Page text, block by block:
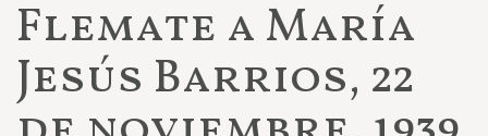
Flemate a María
Jesús Barrios, 22